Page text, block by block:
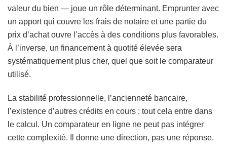
valeur du bien — joue un rôle déterminant. Emprunter avec
un apport qui couvre les frais de notaire et une partie du
prix d’achat ouvre l’accès à des conditions plus favorables.
À l’inverse, un financement à quotité élevée sera
systématiquement plus cher, quel que soit le comparateur
utilisé.
La stabilité professionnelle, l’ancienneté bancaire,
l’existence d’autres crédits en cours : tout cela entre dans
le calcul. Un comparateur en ligne ne peut pas intégrer
cette complexité. Il donne une direction, pas une réponse.